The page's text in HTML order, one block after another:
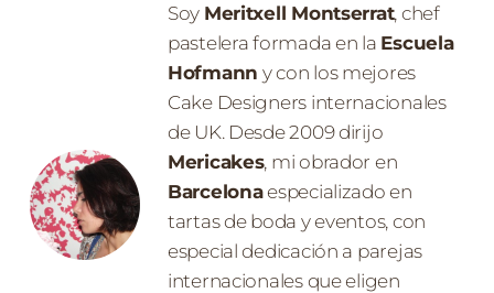
Soy Meritxell Montserrat, chef
pastelera formada en la Escuela
Hofmann y con los mejores
Cake Designers internacionales
de UK. Desde 2009 dirijo
Mericakes, mi obrador en
Barcelonaespecializado en
tartas de boda y eventos, con
especial dedicación a parejas
internacionales que eligen